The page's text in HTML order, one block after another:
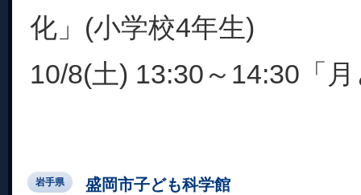
化」(小学校4年生)
10/8(土) 13:30～14:30「
岩手県 盛岡市子ども科学館